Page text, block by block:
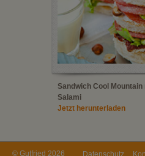
Sandwich Cool
Salami
Jetzt herunterladen
© Gutfried 2026